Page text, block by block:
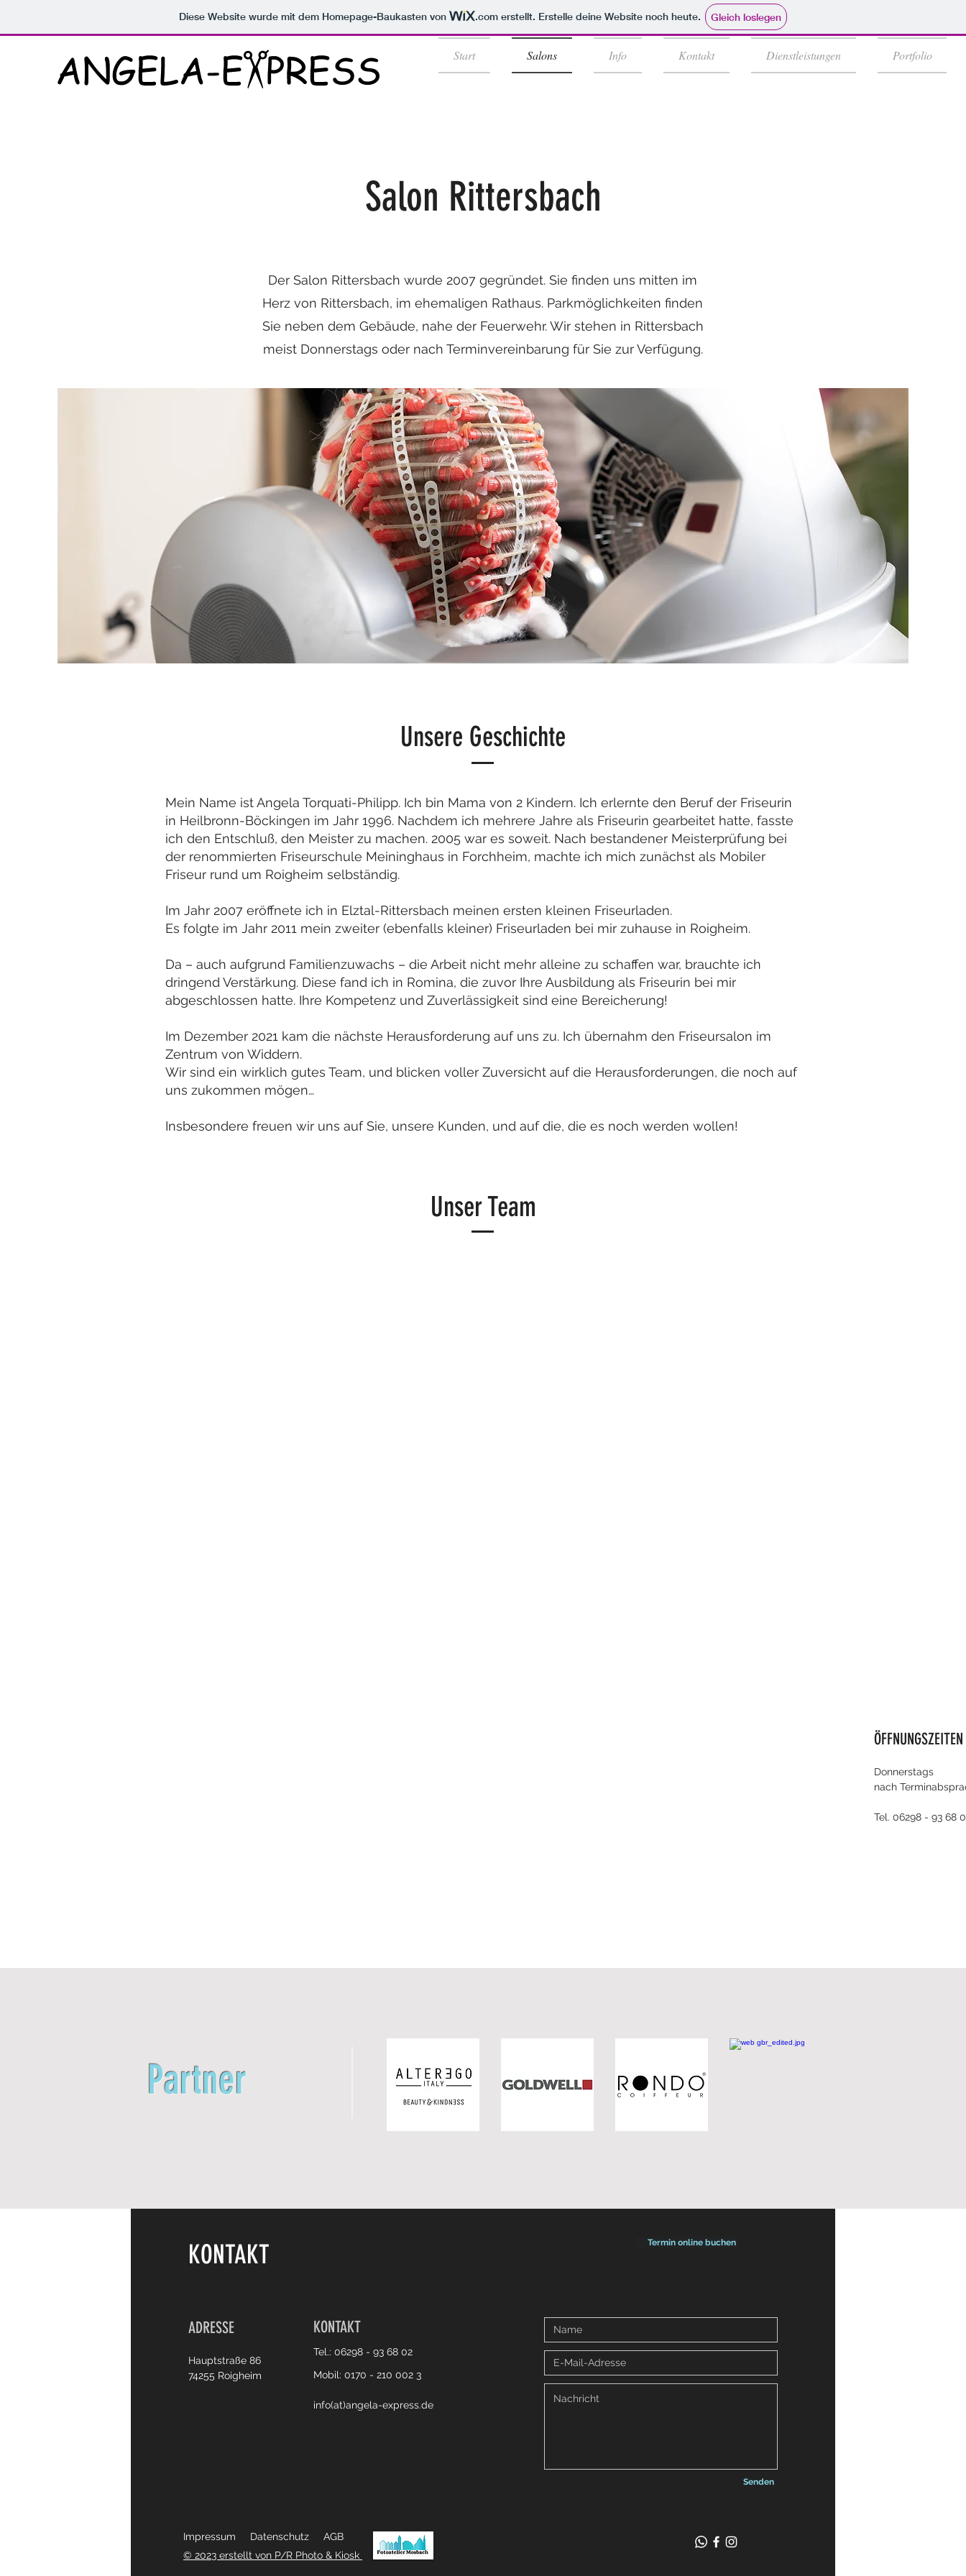
Diese Website wurde mit dem Homepage-Baukasten von .com erstellt. Erstelle deine Website noch heute. Gleich loslegen
Start Salons Info Kontakt Dienstleistungen Portfolio
Salon Rittersbach
Der Salon Rittersbach wurde 2007 gegründet. Sie finden uns mitten im
Herz von Rittersbach, im ehemaligen Rathaus. Parkmöglichkeiten finden
Sie neben dem Gebäude, nahe der Feuerwehr. Wir stehen in Rittersbach
meist Donnerstags oder nach Terminvereinbarung für Sie zur Verfügung.
Unsere Geschichte
Mein Name ist Angela Torquati-Philipp. Ich bin Mama von 2 Kindern. Ich erlernte den Beruf der Friseurin
in Heilbronn-Böckingen im Jahr 1996. Nachdem ich mehrere Jahre als Friseurin gearbeitet hatte, fasste
ich den Entschluß, den Meister zu machen. 2005 war es soweit. Nach bestandener Meisterprüfung bei
der renommierten Friseurschule Meininghaus in Forchheim, machte ich mich zunächst als Mobiler
Friseur rund um Roigheim selbständig.
Im Jahr 2007 eröffnete ich in Elztal-Rittersbach meinen ersten kleinen Friseurladen.
Es folgte im Jahr 2011 mein zweiter (ebenfalls kleiner) Friseurladen bei mir zuhause in Roigheim.
Da – auch aufgrund Familienzuwachs – die Arbeit nicht mehr alleine zu schaffen war, brauchte ich
dringend Verstärkung. Diese fand ich in Romina, die zuvor Ihre Ausbildung als Friseurin bei mir
abgeschlossen hatte. Ihre Kompetenz und Zuverlässigkeit sind eine Bereicherung!
Im Dezember 2021 kam die nächste Herausforderung auf uns zu. Ich übernahm den Friseursalon im
Zentrum von Widdern.
Wir sind ein wirklich gutes Team, und blicken voller Zuversicht auf die Herausforderungen, die noch auf
uns zukommen mögen…
Insbesondere freuen wir uns auf Sie, unsere Kunden, und auf die, die es noch werden wollen!
Unser Team
ÖFFNUNGSZEITEN
Donnerstags
nach
Tel. 06298 - 93 68
Partner
KONTAKT
ADRESSE
Hauptstraße 86
74255 Roigheim
KONTAKT
Tel.: 06298 - 93 68 02
Mobil: 0170 - 210 002 3
info(at)angela-express.de
Impressum Datenschutz
AGB
© 2023 erstellt von P/R Photo & Kiosk
Termin online buchen
Senden